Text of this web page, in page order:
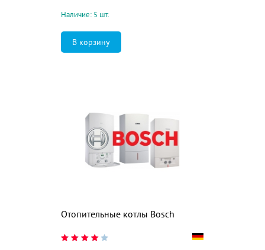
Наличие: 5 шт.
Отопительные котлы Bosch